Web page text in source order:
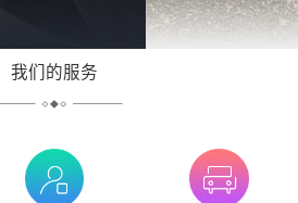
我们的服务